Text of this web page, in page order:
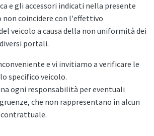
e gli accessori indicati nella presente
non coincidere con l'effettivo
veicolo a causa della non uniformità dei
portali.
e vi invitiamo a verificare le
specifico veicolo.
ogni responsabilità per eventuali
che non rappresentano in alcun